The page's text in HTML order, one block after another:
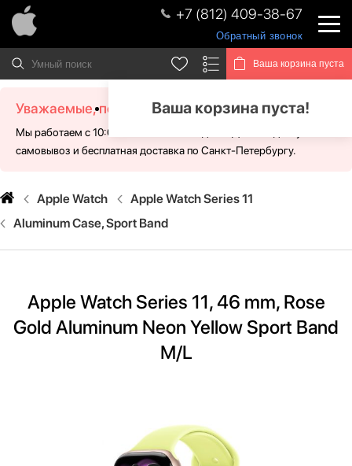
+7 (812) 409-38-67
Обратный звонок
Ваша корзина пуста
Ваша корзина пуста!
Уважаемые, посетители!
Мы работаем с 10:00 - 21:00 без выходных. Для Вас доступен
самовывоз и бесплатная доставка по Санкт-Петербургу.
Apple Watch
Apple Watch Series 11
Aluminum Case, Sport Band
Apple Watch Series 11, 46 mm, Rose
Gold Aluminum Neon Yellow Sport Band
M/L